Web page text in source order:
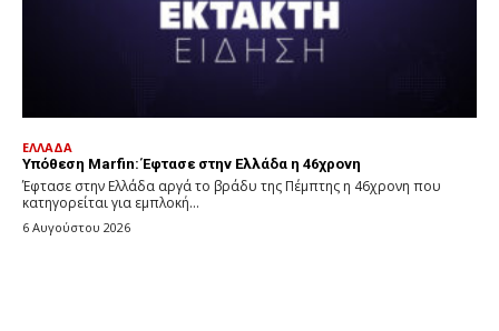
ΕΛΛΑΔΑ
Υπόθεση Marfin: Έφτασε στην Ελλάδα η 46χρονη
Έφτασε στην Ελλάδα αργά το βράδυ της Πέμπτης η 46χρονη που
κατηγορείται για εμπλοκή...
6 Αυγούστου 2026